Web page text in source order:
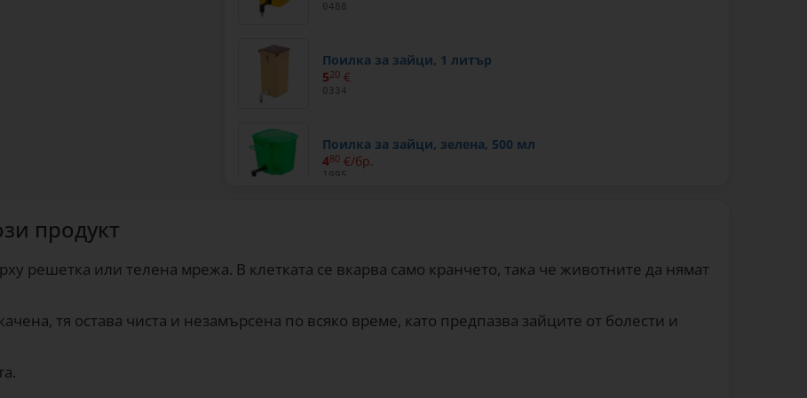
0488
Поилка за зайци, 1 литър
520 €
0334
Поилка за зайци, зелена, 500 мл
480 €/бр.
1995
продукт
решетка или телена мрежа. В клетката се вкарва само кранчето, така че животните да нямат
тя остава чиста и незамърсена по всяко време, като предпазва зайците от болести и